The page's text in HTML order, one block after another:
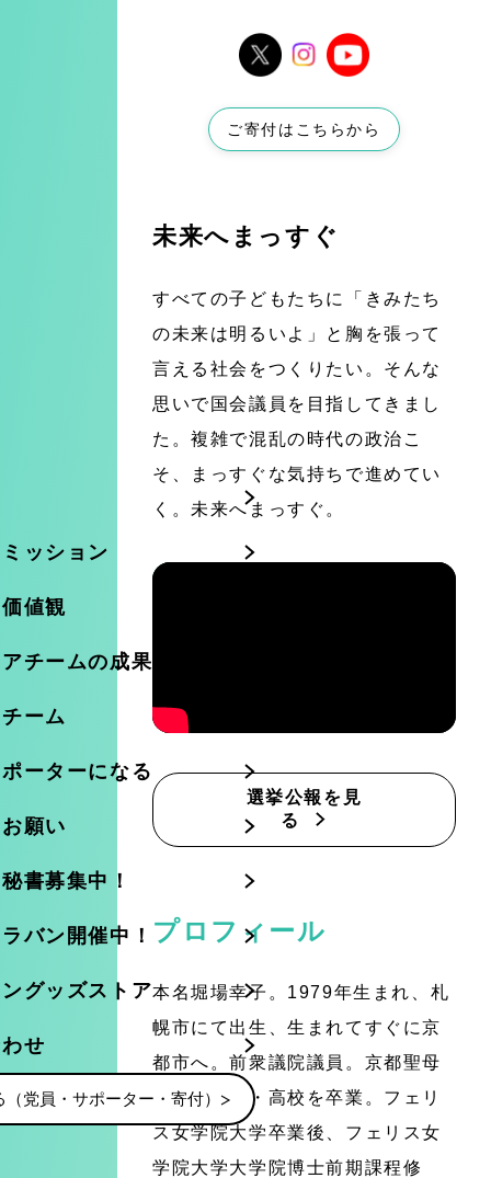
ッション
値観
チームの成果
ーム
ーターになる
願い
書募集中！
バン開催中！
グッズストア
せ
（党員・サポーター・寄付）
ご寄付はこちらから
未来へまっすぐ
すべての子どもたちに「きみたち
の未来は明るいよ」と胸を張って
言える社会をつくりたい。そんな
思いで国会議員を目指してきまし
た。複雑で混乱の時代の政治こ
そ、まっすぐな気持ちで進めてい
く。未来へまっすぐ。
選挙公報を見
る
プロフィール
本名堀場幸子。1979年生まれ、札
幌市にて出生、生まれてすぐに京
都市へ。前衆議院議員。京都聖母
学院小・中・高校を卒業。フェリ
ス女学院大学卒業後、フェリス女
学院大学大学院博士前期課程修